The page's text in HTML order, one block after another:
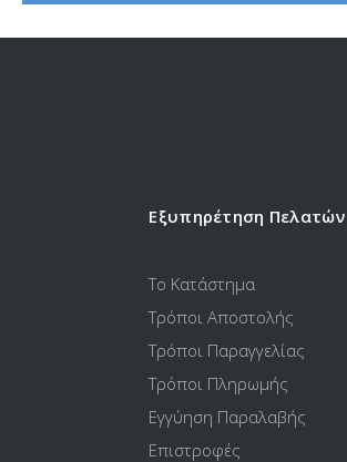
Εξυπηρέτηση Πελατών
Το Κατάστημα
Τρόποι Αποστολής
Τρόποι Παραγγελίας
Τρόποι Πληρωμής
Εγγύηση Παραλαβής
Επιστροφές